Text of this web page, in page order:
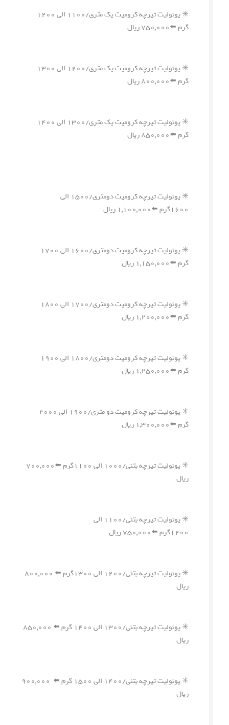
✳️ یونولیت تیرچه کرومیت یک متری/۱۱۰۰ الی ۱۲۰۰
گرم ⬅️۷۵۰,۰۰۰ ریال
✳️ یونولیت تیرچه کرومیت یک متری/۱۲۰۰ الی ۱۳۰۰
گرم ⬅️۸۰۰,۰۰۰ ریال
✳️ یونولیت تیرچه کرومیت یک متری/۱۳۰۰ الی ۱۴۰۰
گرم ⬅️۸۵۰,۰۰۰ ریال
✳️ یونولیت تیرچه کرومیت دومتری/۱۵۰۰ الی
۱۶۰۰گرم ⬅️۱,۱۰۰,۰۰۰ ریال
✳️ یونولیت تیرچه کرومیت دومتری/۱۶۰۰ الی ۱۷۰۰
گرم ⬅️۱,۱۵۰,۰۰۰ ریال
✳️ یونولیت تیرچه کرومیت دومتری/۱۷۰۰ الی ۱۸۰۰
گرم ⬅️۱,۲۰۰,۰۰۰ ریال
✳️ یونولیت تیرچه کرومیت دومتری/۱۸۰۰ الی ۱۹۰۰
گرم ⬅️۱,۲۵۰,۰۰۰ ریال
✳️ یونولیت تیرچه کرومیت دو متری/۱۹۰۰ الی ۲۰۰۰
گرم ⬅️۱,۳۰۰,۰۰۰ ریال
✳️ یونولیت تیرچه بتنی/۱۰۰۰ الی ۱۱۰۰گرم ⬅️۷۰۰,۰۰۰
ریال
✳️ یونولیت تیرچه بتنی/۱۱۰۰ الی
۱۲۰۰گرم ⬅️۷۵۰,۰۰۰ ریال
✳️ یونولیت تیرچه بتنی/۱۲۰۰ الی ۱۳۰۰گرم ⬅️ ۸۰۰,۰۰۰
ریال
✳️ یونولیت تیرچه بتنی/۱۳۰۰ الی ۱۴۰۰ گرم ⬅️ ۸۵۰,۰۰۰
ریال
✳️ یونولیت تیرچه بتنی/۱۴۰۰ الی ۱۵۰۰ گرم ⬅️ ۹۰۰,۰۰۰
ریال